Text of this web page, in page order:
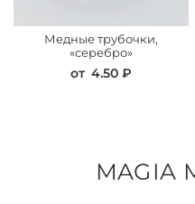
Медные трубочки,
«серебро»
от 4.50 ₽
MAGIA